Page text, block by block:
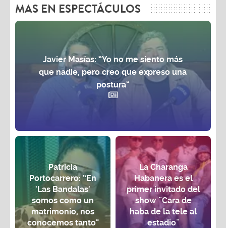
MAS EN ESPECTÁCULOS
Javier Masías: “Yo no me siento más
que nadie, pero creo que expreso una
postura”
Patricia
Portocarrero: “En
'Las Bandalas'
somos como un
matrimonio, nos
conocemos tanto"
La Charanga
Habanera es el
primer invitado del
show ¨Cara de
haba de la tele al
estadio¨